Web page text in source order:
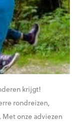
krijgt!
rondreizen,
Met onze adviezen